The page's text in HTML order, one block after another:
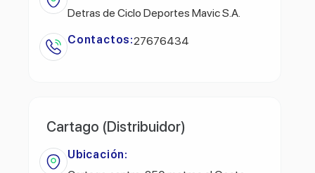
Detras de Ciclo Deportes Mavic S.A.
Contactos:27676434
Cartago (Distribuidor)
Ubicación: